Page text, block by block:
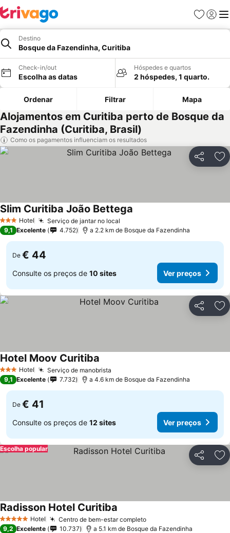
Favoritos
Iniciar
Destino
Bosque da Fazendinha, Curitiba
Check-in/out
Escolha as datas
Hóspedes e quartos
2 hóspedes, 1 quarto.
Ordenar Filtrar Mapa
Alojamentos em Curitiba perto de Bosque da
Fazendinha (Curitiba, Brasil)
Como os pagamentos influenciam os resultados
Partilhar
3 EstrelasHotel Serviço de jantar no local
Slim Curitiba João Bettega
9,1 Excelente 4.752 a 2.2 km de Bosque da Fazendinha
De € 44
Consulte os preços de 10 sites Ver preços
Partilhar
3 EstrelasHotel Serviço de manobrista
Hotel Moov Curitiba
9,1 Excelente 7.732 a 4.6 km de Bosque da Fazendinha
De € 41
Consulte os preços de 12 sites Ver preços
Partilhar
Escolha popular
5 Estrelas Hotel Centro de bem-estar completo
Radisson Hotel Curitiba
9,2 Excelente 10.737 a 5.1 km de Bosque da Fazendinha